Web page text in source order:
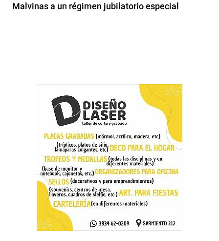
Malvinas a un régimen jubilatorio especial